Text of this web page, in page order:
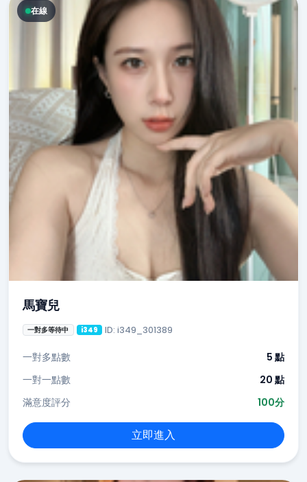
在線
馬寶兒
一對多等待中 i349 ID: i349_301389
一對多點數
5 點
一對一點數
20 點
滿意度評分
100分
立即進入